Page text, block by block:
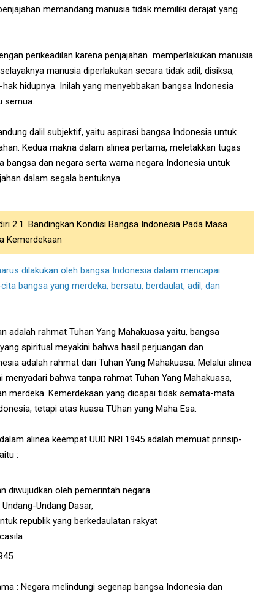
memandang manusia tidak memiliki derajat yang
perikeadilan karena penjajahan memperlakukan manusia
manusia diperlakukan secara tidak adil, disiksa,
hidupnya. Inilah yang menyebbakan bangsa Indonesia
semua.
dalil subjektif, yaitu aspirasi bangsa Indonesia untuk
Kedua makna dalam alinea pertama, meletakkan tugas
bangsa dan negara serta warna negara Indonesia untuk
dalam segala bentuknya.
2.1. Bandingkan Kondisi Bangsa Indonesia Pada Masa
Kemerdekaan
dilakukan oleh bangsa Indonesia dalam mencapai
bangsa yang merdeka, bersatu, berdaulat, adil, dan
adalah rahmat Tuhan Yang Mahakuasa yaitu, bangsa
spiritual meyakini bahwa hasil perjuangan dan
adalah rahmat dari Tuhan Yang Mahakuasa. Melalui alinea
menyadari bahwa tanpa rahmat Tuhan Yang Mahakuasa,
merdeka. Kemerdekaan yang dicapai tidak semata-mata
tetapi atas kuasa TUhan yang Maha Esa.
alinea keempat UUD NRI 1945 adalah memuat prinsip-
:
diwujudkan oleh pemerintah negara
Undang Dasar,
republik yang berkedaulatan rakyat
: Negara melindungi segenap bangsa Indonesia dan